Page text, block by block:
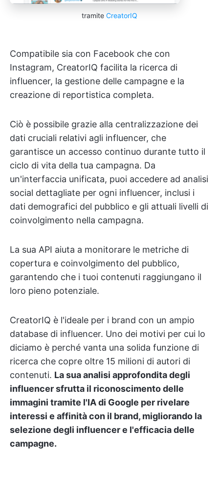
tramite CreatorIQ
Compatibile sia con Facebook che con
Instagram, CreatorIQ facilita la ricerca di
influencer, la gestione delle campagne e la
creazione di reportistica completa.
Ciò è possibile grazie alla centralizzazione dei
dati cruciali relativi agli influencer, che
garantisce un accesso continuo durante tutto il
ciclo di vita della tua campagna. Da
un'interfaccia unificata, puoi accedere ad analisi
social dettagliate per ogni influencer, inclusi i
dati demografici del pubblico e gli attuali livelli di
coinvolgimento nella campagna.
La sua API aiuta a monitorare le metriche di
copertura e coinvolgimento del pubblico,
garantendo che i tuoi contenuti raggiungano il
loro pieno potenziale.
CreatorIQ è l'ideale per i brand con un ampio
database di influencer. Uno dei motivi per cui lo
diciamo è perché vanta una solida funzione di
ricerca che copre oltre 15 milioni di autori di
contenuti. La sua analisi approfondita degli
influencer sfrutta il riconoscimento delle
immagini tramite l'IA di Google per rivelare
interessi e affinità con il brand, migliorando la
selezione degli influencer e l'efficacia delle
campagne.